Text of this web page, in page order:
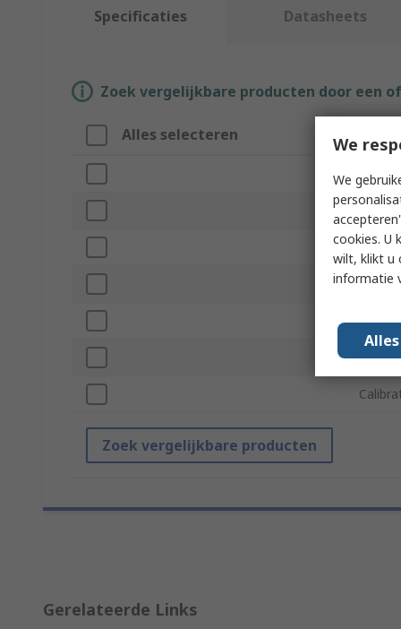
Specificaties Datasheets
Zoek vergelijkbare producten door een
Alles selecteren
Merk
Zoek vergelijkbare producten
Gerelateerde Links
We
We
cookies. U
wilt, klikt u
informatie